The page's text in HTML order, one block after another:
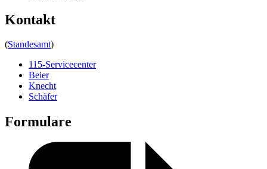
Kontakt
(Standesamt)
115-Servicecenter
Beier
Knecht
Schäfer
Formulare